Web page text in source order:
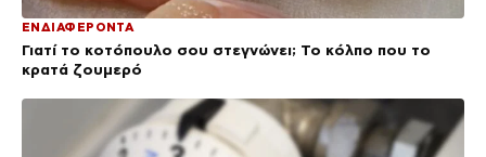
ΕΝΔΙΑΦΕΡΟΝΤΑ
Γιατί το κοτόπουλο σου στεγνώνει; Το κόλπο που το
κρατά ζουμερό